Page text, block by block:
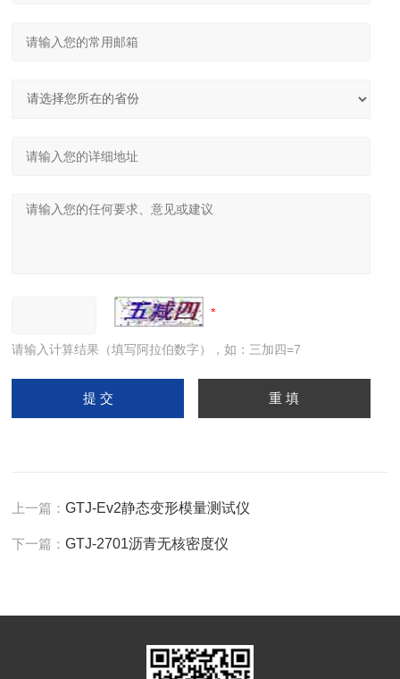
请输入计算结果（填写阿拉伯数字），如：三加四=7
上一篇：GTJ-Ev2静态变形模量测试仪
下一篇：GTJ-2701沥青无核密度仪